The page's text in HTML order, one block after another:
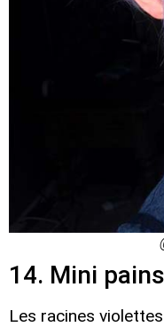
14. Mini
Les racines